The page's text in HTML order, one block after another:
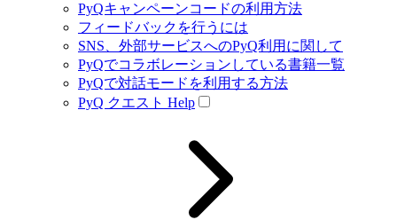
PyQキャンペーンコードの利用方法
フィードバックを行うには
SNS、外部サービスへのPyQ利用に関して
PyQでコラボレーションしている書籍一覧
PyQで対話モードを利用する方法
PyQ クエスト Help